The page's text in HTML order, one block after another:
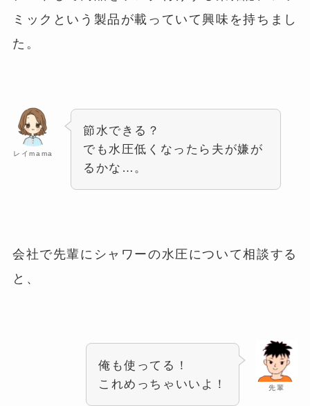
ミックという製品が載っていて興味を持ちまし
た。
レイmama
節水できる？
でも水圧低くなったら夫が嫌が
るかな…。
会社で先輩にシャワーの水圧について相談する
と、
先輩
俺も使ってる！
これめっちゃいいよ！